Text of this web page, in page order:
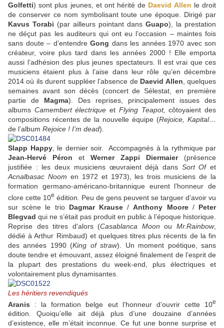
Golfetti) sont plus jeunes, et ont hérité de Daevid Allen le droit
de conserver ce nom symbolisant toute une époque. Dirigé par
Kavus Torabi (par ailleurs pointant dans Guapo), la prestation
ne déçut pas les auditeurs qui ont eu l’occasion – maintes fois
sans doute – d’entendre Gong dans les années 1970 avec son
créateur, voire plus tard dans les années 2000 ! Elle emporta
aussi l’adhésion des plus jeunes spectateurs. Il est vrai que ces
musiciens étaient plus à l’aise dans leur rôle qu’en décembre
2014 où ils durent suppléer l’absence deDaevid Allen , quelques
semaines avant son décès (concert de Sélestat, en première
partie de Magma). Des reprises, principalement issues des
albums Camembert électrique et Flying Teapot, côtoyaient des
compositions récentes de la nouvelle équipe (Rejoice, Kapital…
de l’album Rejoice ! I’m dead).
Slapp Happy, le dernier soir. Accompagnés à la rythmique par
Jean-Hervé Péron et Werner Zappi Diermaier(présence
justifiée : les deux musiciens œuvraient déjà dans Sort Ofet
Acnalbasac Noom en 1972 et 1973), les trois musiciens de la
formation germano-américano-britannique eurent l’honneur de
clore cette 10e édition. Peu de gens peuvent se targuer d’avoir vu
sur scène le trioDagmar Krause /Anthony Moore/ Peter
Blegvad qui ne s’était pas produit en public à l’époque historique.
Reprise des titres d'alors (Casablanca Moon ouMr.Rainbow,
dédié à Arthur Rimbaud) et quelques titres plus récents de la fin
des années 1990 (King of straw). Un moment poétique, sans
doute tendre et émouvant, assez éloigné finalement de l’esprit de
la plupart des prestations du week-end, plus électriques et
volontairement plus dynamisantes.
Les héritiers revendiqués
Aranis : la formation belge eut l’honneur d’ouvrir cette 10e
édition. Quoiqu’elle ait déjà plus d’une douzaine d’années
d’existence, elle m’était inconnue. Ce fut une bonne surprise et